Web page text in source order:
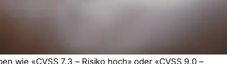
wie «CVSS 7.3 – Risiko hoch» oder «CVSS 9.0 –